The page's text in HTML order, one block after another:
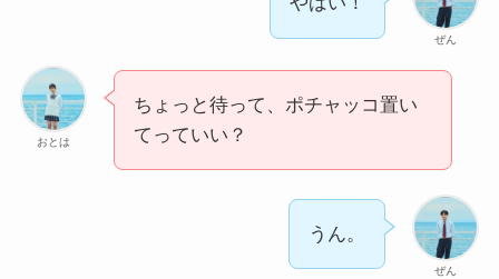
ぜん
おとは
ちょっと待って、ポチャッコ置い
てっていい？
ぜん
うん。